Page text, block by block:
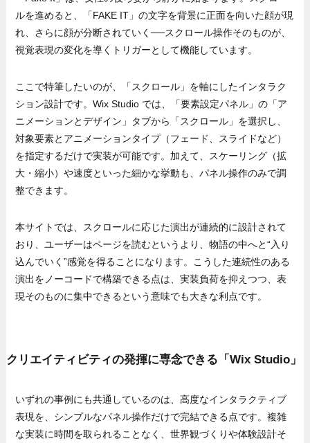
ルを進めると、「FAKE IT」の文字を背景に正面を向いた顔が現
れ、さらに顔が分断されていく──スクロール操作そのものが、
視覚表現の変化を導くトリガーとして機能しています。
ここで特筆したいのが、「スクロール」を軸にしたインタラク
ション設計です。Wix Studio では、「要素設定パネル」の「ア
ニメーションとデザイン」タブから「スクロール」を選択し、
対象要素とアニメーションタイプ（フェード、スライドなど）
を指定するだけで実装が可能です。加えて、スケーリング（拡
大・縮小）や速度といった細かな挙動も、パネル操作のみで調
整できます。
本サイトでは、スクロールに応じた演出が連続的に設計されて
おり、ユーザーはページを読むというより、物語の中へと“入り
込んでいく”感覚を得ることになります。こうした連続性のある
演出をノーコードで構築できる点は、実装負荷を抑えつつ、表
現そのものに集中できるという意味でも大きな利点です。
クリエイティビティの発揮に専念できる「Wix Studio」
いずれの事例にも共通しているのは、高度なインタラクティブ
表現を、シンプルなパネル操作だけで完結できる点です。複雑
な実装に時間を取られることなく、世界観づくりや体験設計そ